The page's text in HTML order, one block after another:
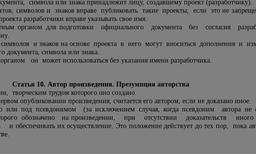
символа или знака принадлежит лицу, создавшему проект (разработчику).
символов и знаков вправе публиковать такие проекты, если это не
разработчики вправе указывать свое имя.
органом для подготовки официального документа без согласия
и знаков на основе проекта в него могут вноситься дополнения и
документа, символа или знака.
он может использоваться без указания имени разработчика.
Статья 10. Автор произведения. Презумпция авторства
творческим трудом которого оно создано.
опубликовании произведения, считается его автором, если не доказано иное.
или под псевдонимом (за исключением случая, когда псевдоним автора не
обозначено на произведении, при отсутствии доказательств иного
их осуществление. Это положение действует до тех пор, пока